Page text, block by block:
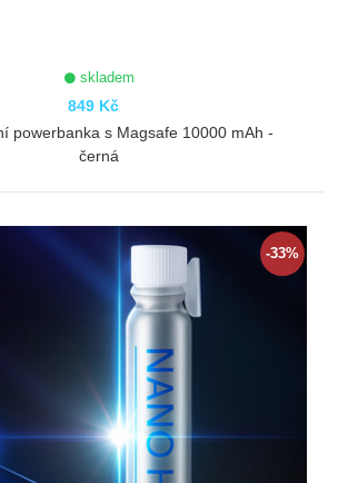
skladem
849 Kč
ZOBRAZIT
powerbanka s Magsafe 10000 mAh -
černá
-33%